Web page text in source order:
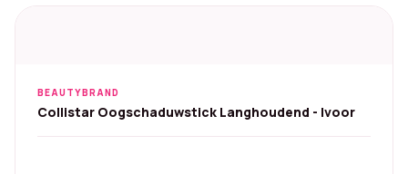
€ 22,50.€ 15,88.
BEAUTYBRAND
Collistar Oogschaduwstick Langhoudend - Ivoor